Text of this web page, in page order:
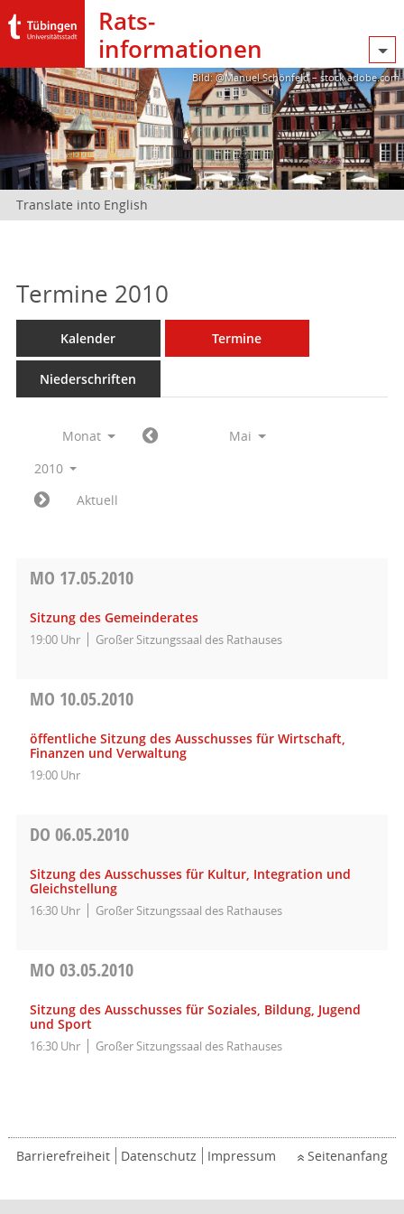
Rats­
informationen
Bild: @Manuel Schönfeld – stock.adobe.com
Translate into English
Termine 2010
Kalender Termine
Niederschriften
Monat
Mai
2010
Aktuell
MO 17.05.2010
Sitzung des Gemeinderates
19:00 Uhr Großer Sitzungssaal des Rathauses
MO 10.05.2010
öffentliche Sitzung des Ausschusses für Wirtschaft,
Finanzen und Verwaltung
19:00 Uhr
DO 06.05.2010
Sitzung des Ausschusses für Kultur, Integration und
Gleichstellung
16:30 Uhr Großer Sitzungssaal des Rathauses
MO 03.05.2010
Sitzung des Ausschusses für Soziales, Bildung, Jugend
und Sport
16:30 Uhr Großer Sitzungssaal des Rathauses
Barrierefreiheit Datenschutz Impressum Seitenanfang